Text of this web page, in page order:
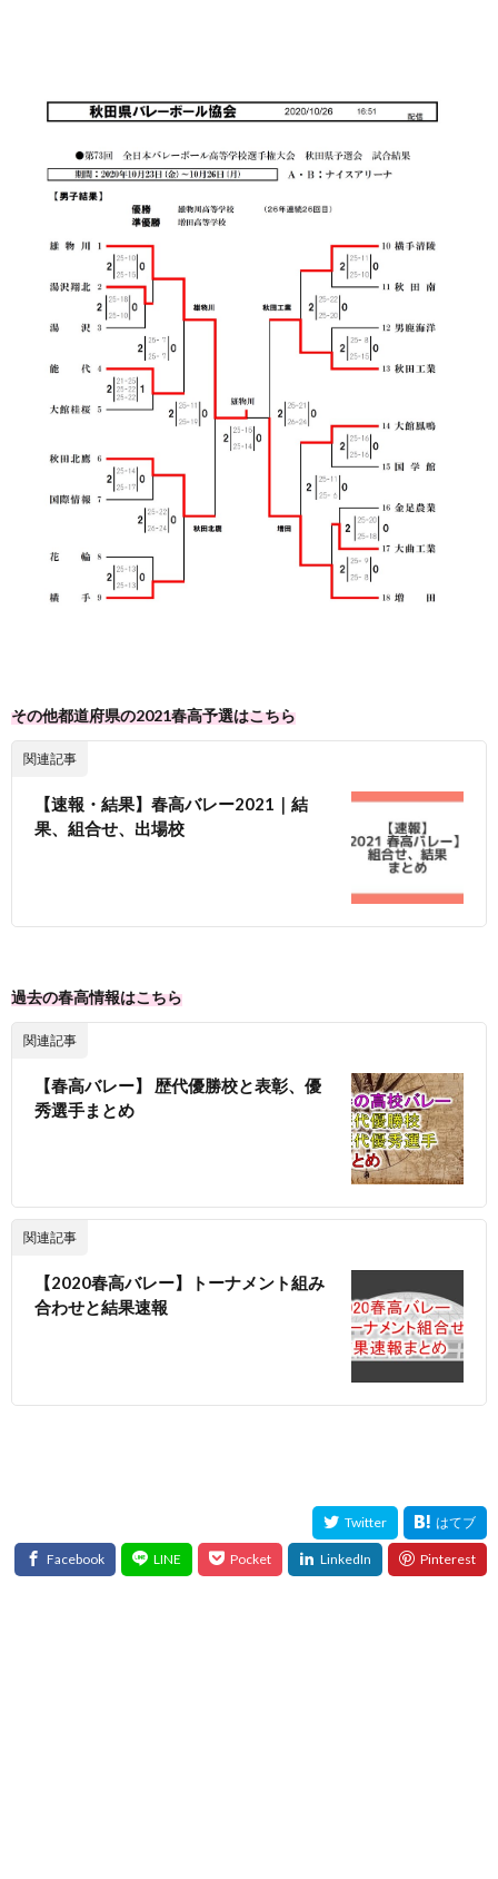
その他都道府県の2021春高予選はこちら
関連記事
【速報・結果】春高バレー2021｜結
果、組合せ、出場校
過去の春高情報はこちら
関連記事
【春高バレー】 歴代優勝校と表彰、優
秀選手まとめ
関連記事
【2020春高バレー】トーナメント組み
合わせと結果速報